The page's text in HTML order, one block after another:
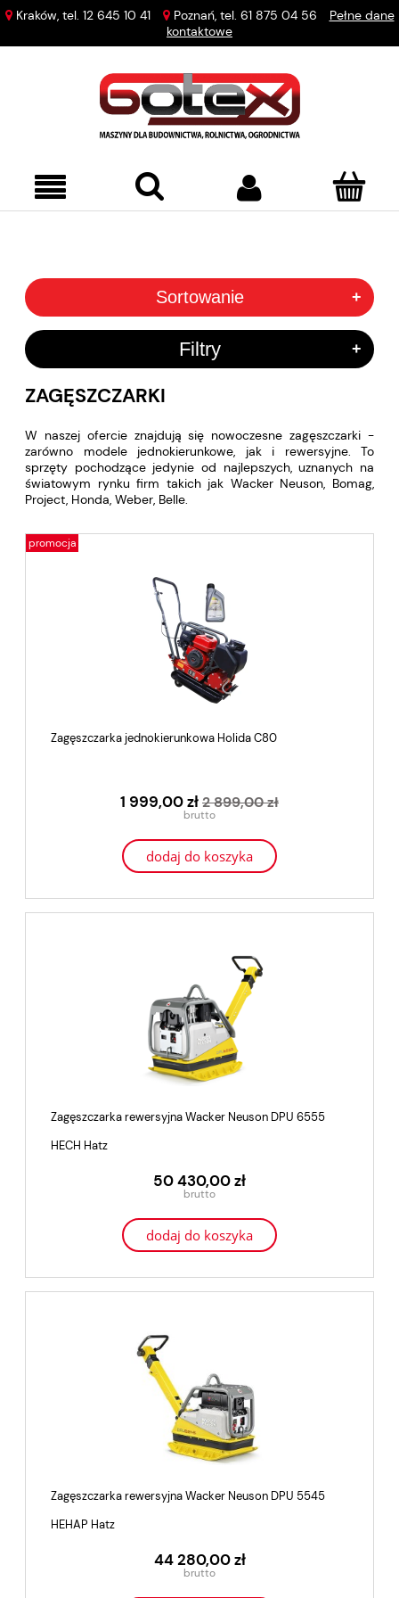
Kraków, tel. 12 645 10 41 Poznań, tel. 61 875 04 56
Pełne dane
kontaktowe
Sortowanie +
Filtry +
ZAGĘSZCZARKI
W naszej ofercie znajdują się nowoczesne zagęszczarki -
zarówno modele jednokierunkowe, jak i rewersyjne. To
sprzęty pochodzące jedynie od najlepszych, uznanych na
światowym rynku firm takich jak Wacker Neuson, Bomag,
Project, Honda, Weber, Belle.
Zagęszczarka jednokierunkowa Holida C80
1 999,00 zł2 899,00 zł
dodaj do koszyka
promocja
Zagęszczarka rewersyjna Wacker Neuson DPU 6555
HECH Hatz
50 430,00 zł
dodaj do koszyka
Zagęszczarka rewersyjna Wacker Neuson DPU 5545
HEHAP Hatz
44 280,00 zł